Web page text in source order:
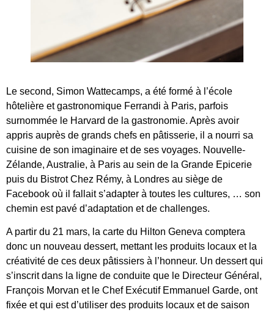
Le second, Simon Wattecamps, a été formé à l’école
hôtelière et gastronomique Ferrandi à Paris, parfois
surnommée le Harvard de la gastronomie. Après avoir
appris auprès de grands chefs en pâtisserie, il a nourri sa
cuisine de son imaginaire et de ses voyages. Nouvelle-
Zélande, Australie, à Paris au sein de la Grande Epicerie
puis du Bistrot Chez Rémy, à Londres au siège de
Facebook où il fallait s’adapter à toutes les cultures, … son
chemin est pavé d’adaptation et de challenges.
A partir du 21 mars, la carte du Hilton Geneva comptera
donc un nouveau dessert, mettant les produits locaux et la
créativité de ces deux pâtissiers à l’honneur. Un dessert qui
s’inscrit dans la ligne de conduite que le Directeur Général,
François Morvan et le Chef Exécutif Emmanuel Garde, ont
fixée et qui est d’utiliser des produits locaux et de saison